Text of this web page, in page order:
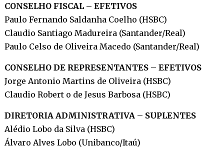
CONSELHO FISCAL – EFETIVOS
Paulo Fernando Saldanha Coelho (HSBC)
Claudio Santiago Madureira (Santander/Real)
Paulo Celso de Oliveira Macedo (Santander/Real)
CONSELHO DE REPRESENTANTES – EFETIVOS
Jorge Antonio Martins de Oliveira (HSBC)
Claudio Robert o de Jesus Barbosa (HSBC)
DIRETORIA ADMINISTRATIVA – SUPLENTES
Alédio Lobo da Silva (HSBC)
Álvaro Alves Lobo (Unibanco/Itaú)